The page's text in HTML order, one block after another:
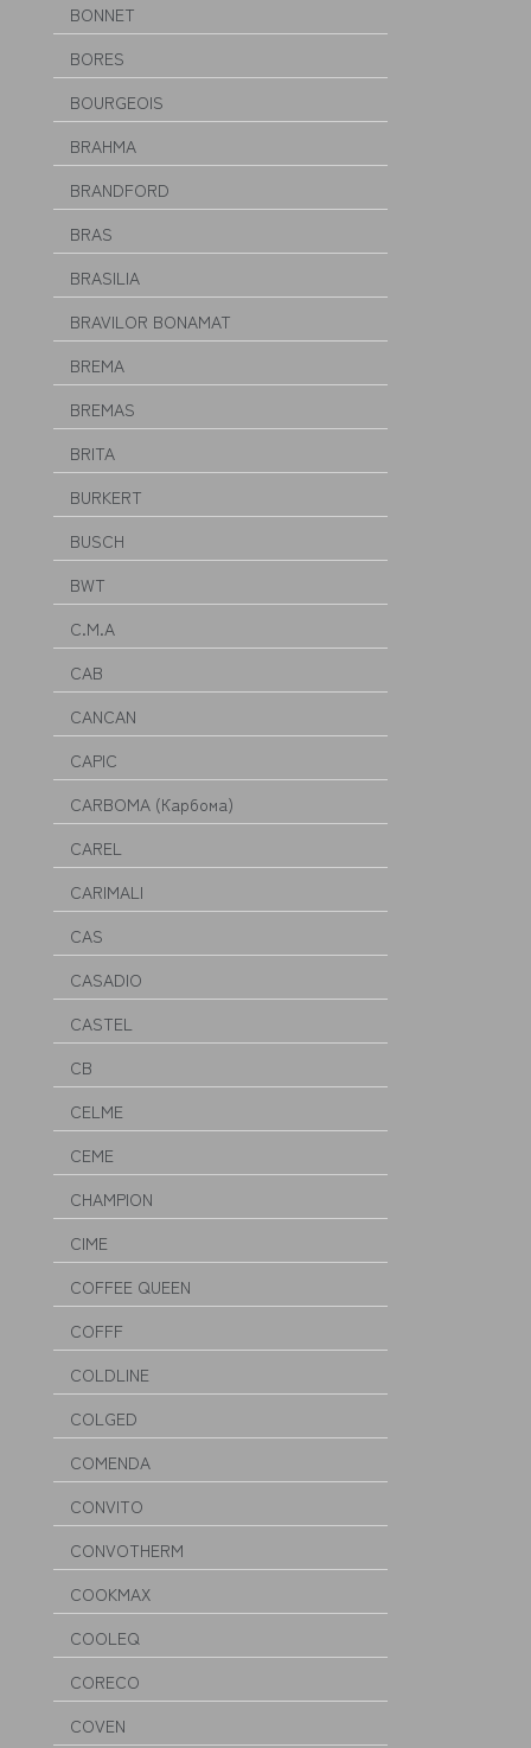
BONNET
BORES
BOURGEOIS
BRAHMA
BRANDFORD
BRAS
BRASILIA
BRAVILOR BONAMAT
BREMA
BREMAS
BRITA
BURKERT
BUSCH
BWT
C.M.A
CAB
CANCAN
CAPIC
CARBOMA (Карбома)
CAREL
CARIMALI
CAS
CASADIO
CASTEL
CB
CELME
CEME
CHAMPION
CIME
COFFEE QUEEN
COFFF
COLDLINE
COLGED
COMENDA
CONVITO
CONVOTHERM
COOKMAX
COOLEQ
CORECO
COVEN